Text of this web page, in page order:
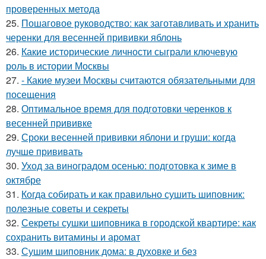
проверенных метода
25. Пошаговое руководство: как заготавливать и хранить
черенки для весенней прививки яблонь
26. Какие исторические личности сыграли ключевую
роль в истории Москвы
27. - Какие музеи Москвы считаются обязательными для
посещения
28. Оптимальное время для подготовки черенков к
весенней прививке
29. Сроки весенней прививки яблони и груши: когда
лучше прививать
30. Уход за виноградом осенью: подготовка к зиме в
октябре
31. Когда собирать и как правильно сушить шиповник:
полезные советы и секреты
32. Секреты сушки шиповника в городской квартире: как
сохранить витамины и аромат
33. Сушим шиповник дома: в духовке и без